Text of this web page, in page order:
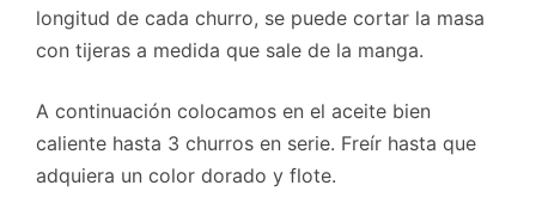
longitud de cada churro, se puede cortar la masa
con tijeras a medida que sale de la manga.
A continuación colocamos en el aceite bien
caliente hasta 3 churros en serie. Freír hasta que
adquiera un color dorado y flote.